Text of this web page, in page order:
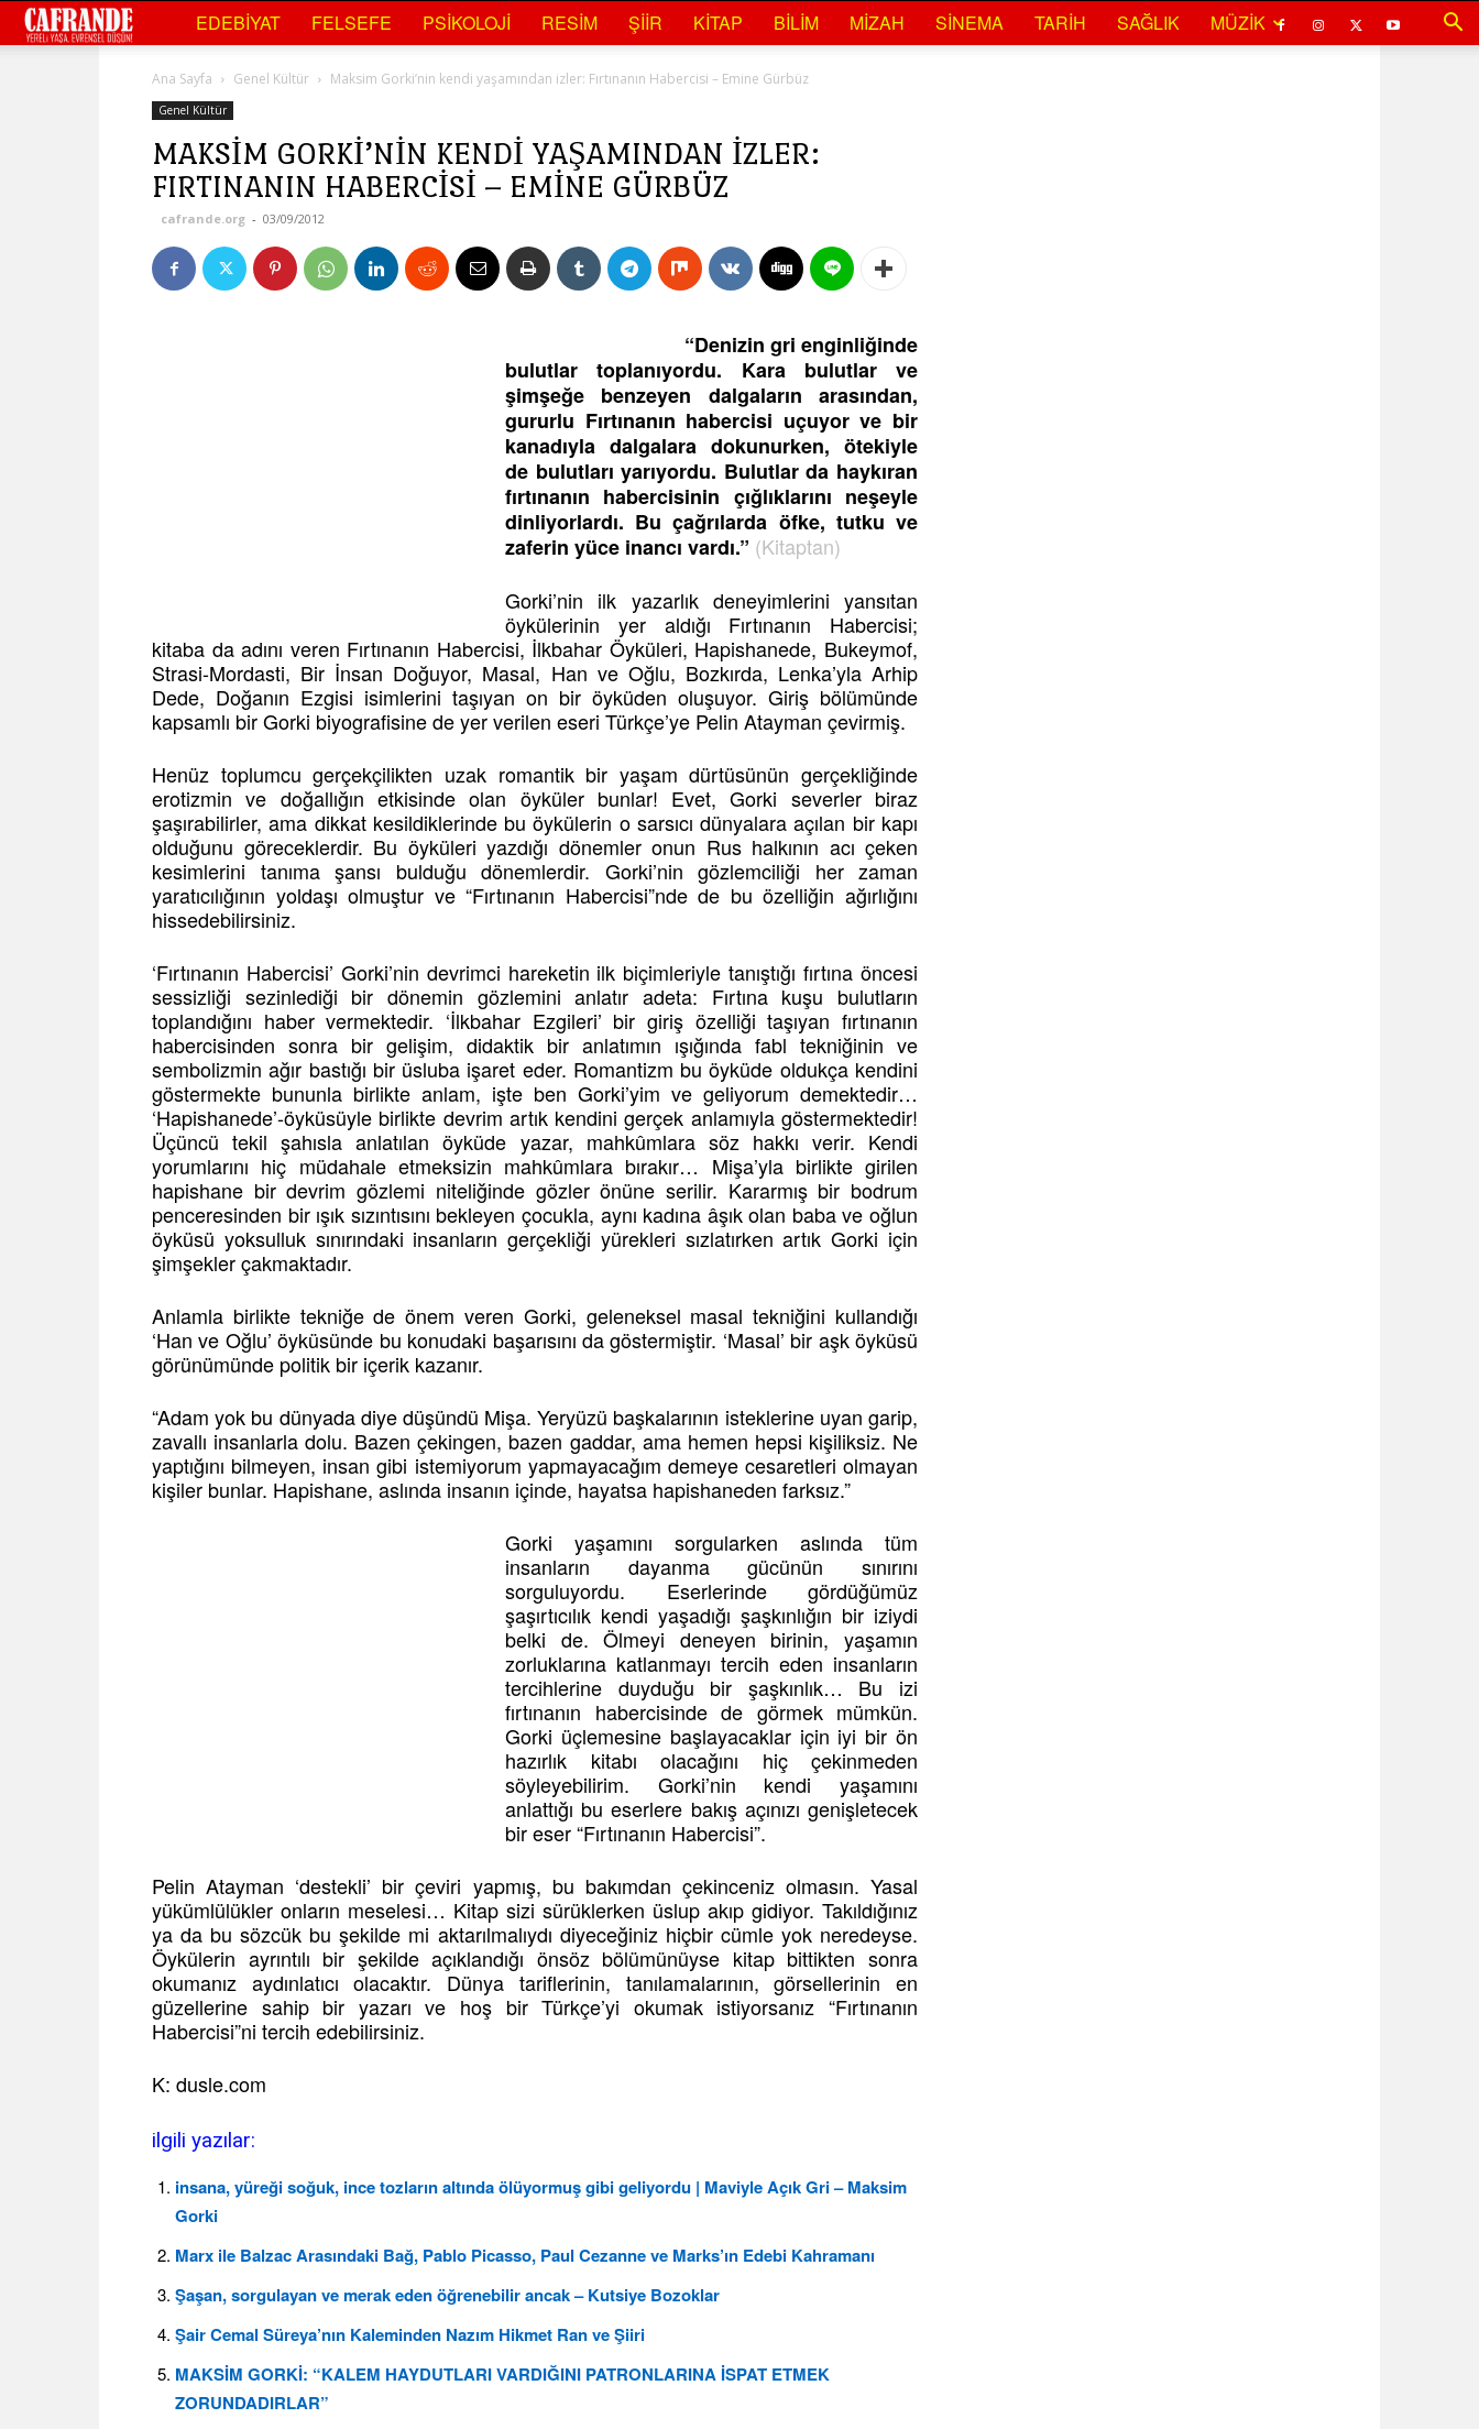
Cafrande
Sanat
EDEBIYAT FELSEFE PSIKOLOJI RESIM ŞIIR KITAP BILIM MIZAH SINEMA TARIH SAĞLIK MÜZIK
Ana Sayfa Genel Kültür Maksim Gorki’nin kendi yaşamından izler: Fırtınanın Habercisi – Emine Gürbüz
Genel Kültür
MAKSIM GORKI’NIN KENDI YAŞAMINDAN IZLER:
FIRTINANIN HABERCISI – EMINE GÜRBÜZ
cafrande.org - 03/09/2012
“Denizin gri enginliğinde
bulutlar toplanıyordu. Kara bulutlar ve
şimşeğe benzeyen dalgaların arasından,
gururlu Fırtınanın habercisi uçuyor ve bir
kanadıyla dalgalara dokunurken, ötekiyle
de bulutları yarıyordu. Bulutlar da haykıran
fırtınanın habercisinin çığlıklarını neşeyle
dinliyorlardı. Bu çağrılarda öfke, tutku ve
zaferin yüce inancı vardı.” (Kitaptan)
Gorki’nin ilk yazarlık deneyimlerini yansıtan
öykülerinin yer aldığı Fırtınanın Habercisi;
kitaba da adını veren Fırtınanın Habercisi, İlkbahar Öyküleri, Hapishanede, Bukeymof,
Strasi-Mordasti, Bir İnsan Doğuyor, Masal, Han ve Oğlu, Bozkırda, Lenka’yla Arhip
Dede, Doğanın Ezgisi isimlerini taşıyan on bir öyküden oluşuyor. Giriş bölümünde
kapsamlı bir Gorki biyografisine de yer verilen eseri Türkçe’ye Pelin Atayman çevirmiş.
Henüz toplumcu gerçekçilikten uzak romantik bir yaşam dürtüsünün gerçekliğinde
erotizmin ve doğallığın etkisinde olan öyküler bunlar! Evet, Gorki severler biraz
şaşırabilirler, ama dikkat kesildiklerinde bu öykülerin o sarsıcı dünyalara açılan bir kapı
olduğunu göreceklerdir. Bu öyküleri yazdığı dönemler onun Rus halkının acı çeken
kesimlerini tanıma şansı bulduğu dönemlerdir. Gorki’nin gözlemciliği her zaman
yaratıcılığının yoldaşı olmuştur ve “Fırtınanın Habercisi”nde de bu özelliğin ağırlığını
hissedebilirsiniz.
‘Fırtınanın Habercisi’ Gorki’nin devrimci hareketin ilk biçimleriyle tanıştığı fırtına öncesi
sessizliği sezinlediği bir dönemin gözlemini anlatır adeta: Fırtına kuşu bulutların
toplandığını haber vermektedir. ‘İlkbahar Ezgileri’ bir giriş özelliği taşıyan fırtınanın
habercisinden sonra bir gelişim, didaktik bir anlatımın ışığında fabl tekniğinin ve
sembolizmin ağır bastığı bir üsluba işaret eder. Romantizm bu öyküde oldukça kendini
göstermekte bununla birlikte anlam, işte ben Gorki’yim ve geliyorum demektedir…
‘Hapishanede’-öyküsüyle birlikte devrim artık kendini gerçek anlamıyla göstermektedir!
Üçüncü tekil şahısla anlatılan öyküde yazar, mahkûmlara söz hakkı verir. Kendi
yorumlarını hiç müdahale etmeksizin mahkûmlara bırakır… Mişa’yla birlikte girilen
hapishane bir devrim gözlemi niteliğinde gözler önüne serilir. Kararmış bir bodrum
penceresinden bir ışık sızıntısını bekleyen çocukla, aynı kadına âşık olan baba ve oğlun
öyküsü yoksulluk sınırındaki insanların gerçekliği yürekleri sızlatırken artık Gorki için
şimşekler çakmaktadır.
Anlamla birlikte tekniğe de önem veren Gorki, geleneksel masal tekniğini kullandığı
‘Han ve Oğlu’ öyküsünde bu konudaki başarısını da göstermiştir. ‘Masal’ bir aşk öyküsü
görünümünde politik bir içerik kazanır.
“Adam yok bu dünyada diye düşündü Mişa. Yeryüzü başkalarının isteklerine uyan garip,
zavallı insanlarla dolu. Bazen çekingen, bazen gaddar, ama hemen hepsi kişiliksiz. Ne
yaptığını bilmeyen, insan gibi istemiyorum yapmayacağım demeye cesaretleri olmayan
kişiler bunlar. Hapishane, aslında insanın içinde, hayatsa hapishaneden farksız.”
Gorki yaşamını sorgularken aslında tüm
insanların dayanma gücünün sınırını
sorguluyordu. Eserlerinde gördüğümüz
şaşırtıcılık kendi yaşadığı şaşkınlığın bir iziydi
belki de. Ölmeyi deneyen birinin, yaşamın
zorluklarına katlanmayı tercih eden insanların
tercihlerine duyduğu bir şaşkınlık… Bu izi
fırtınanın habercisinde de görmek mümkün.
Gorki üçlemesine başlayacaklar için iyi bir ön
hazırlık kitabı olacağını hiç çekinmeden
söyleyebilirim. Gorki’nin kendi yaşamını
anlattığı bu eserlere bakış açınızı genişletecek
bir eser “Fırtınanın Habercisi”.
Pelin Atayman ‘destekli’ bir çeviri yapmış, bu bakımdan çekinceniz olmasın. Yasal
yükümlülükler onların meselesi… Kitap sizi sürüklerken üslup akıp gidiyor. Takıldığınız
ya da bu sözcük bu şekilde mi aktarılmalıydı diyeceğiniz hiçbir cümle yok neredeyse.
Öykülerin ayrıntılı bir şekilde açıklandığı önsöz bölümünüyse kitap bittikten sonra
okumanız aydınlatıcı olacaktır. Dünya tariflerinin, tanılamalarının, görsellerinin en
güzellerine sahip bir yazarı ve hoş bir Türkçe’yi okumak istiyorsanız “Fırtınanın
Habercisi”ni tercih edebilirsiniz.
K: dusle.com
ilgili yazılar:
insana, yüreği soğuk, ince tozların altında ölüyormuş gibi geliyordu | Maviyle Açık Gri – Maksim
Gorki
Marx ile Balzac Arasındaki Bağ, Pablo Picasso, Paul Cezanne ve Marks’ın Edebi Kahramanı
Şaşan, sorgulayan ve merak eden öğrenebilir ancak – Kutsiye Bozoklar
Şair Cemal Süreya’nın Kaleminden Nazım Hikmet Ran ve Şiiri
MAKSİM GORKİ: “KALEM HAYDUTLARI VARDIĞINI PATRONLARINA İSPAT ETMEK
ZORUNDADIRLAR”